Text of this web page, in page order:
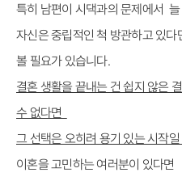
특히 남편이 시댁과의 문제에서
자신은 중립적인 척 방관하고 있
볼 필요가 있습니다.
결혼 생활을 끝내는 건 쉽지 않은
수 없다면
그 선택은 오히려 용기 있는 시작
이혼을 고민하는 여러분이 있다면